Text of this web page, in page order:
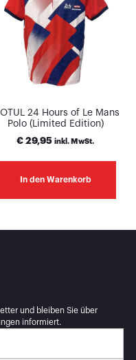
24 Hours of Le Mans
Polo (Limited Edition)
€ 29,95 inkl. MwSt.
In den Warenkorb
und bleiben Sie über
informiert.